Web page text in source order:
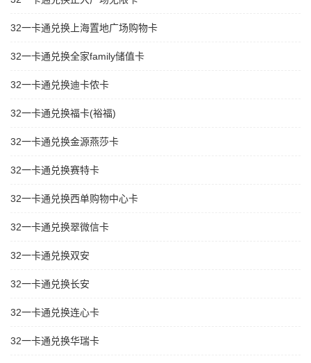
32一卡通兑换上海置地广场购物卡
32一卡通兑换全家family储值卡
32一卡通兑换迪卡侬卡
32一卡通兑换福卡(裕福)
32一卡通兑换金源燕莎卡
32一卡通兑换赛特卡
32一卡通兑换西单购物中心卡
32一卡通兑换翠微信卡
32一卡通兑换双安
32一卡通兑换长安
32一卡通兑换连心卡
32一卡通兑换华瑞卡